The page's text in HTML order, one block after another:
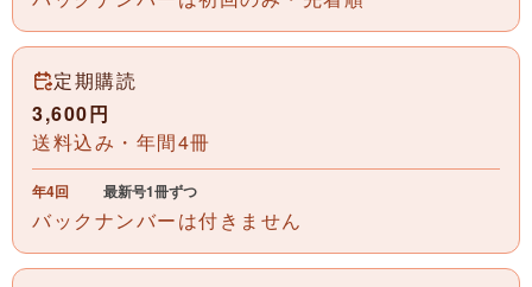
定期購読
3,600円
送料込み・年間4冊
年4回 最新号1冊ずつ
バックナンバーは付きません